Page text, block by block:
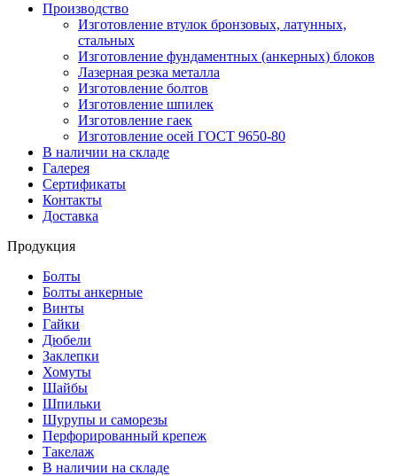
Производство
Изготовление втулок бронзовых, латунных,
стальных
Изготовление фундаментных (анкерных) блоков
Лазерная резка металла
Изготовление болтов
Изготовление шпилек
Изготовление гаек
Изготовление осей ГОСТ 9650-80
В наличии на складе
Галерея
Сертификаты
Контакты
Доставка
Продукция
Болты
Болты анкерные
Винты
Гайки
Дюбели
Заклепки
Хомуты
Шайбы
Шпильки
Шурупы и саморезы
Перфорированный крепеж
Такелаж
В наличии на складе